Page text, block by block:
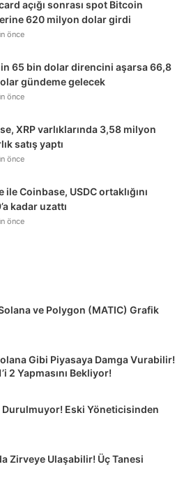
açığı sonrası spot Bitcoin
620 milyon dolar girdi
önce
65 bin dolar direncini aşarsa 66,8
gündeme gelecek
önce
XRP varlıklarında 3,58 milyon
satış yaptı
önce
ile Coinbase, USDC ortaklığını
kadar uzattı
önce
ve Polygon (MATIC) Grafik
Gibi Piyasaya Damga Vurabilir!
2 Yapmasını Bekliyor!
Durulmuyor! Eski Yöneticisinden
Zirveye Ulaşabilir! Üç Tanesi